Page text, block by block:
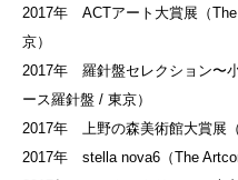
2017年 ACTアート大賞展（
京）
2017年 羅針盤セレクション〜
ース羅針盤 / 東京）
2017年 上野の森美術館大賞展
2017年 stella nova6（The